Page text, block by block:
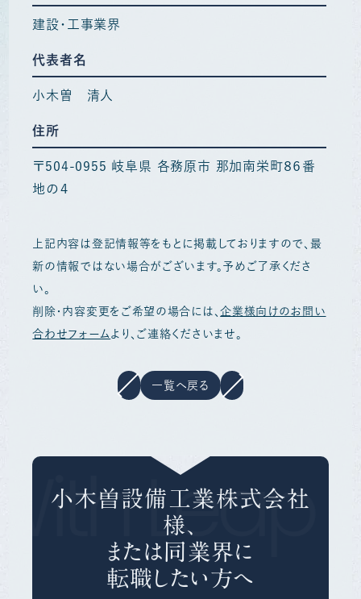
建設・工事業界
代表者名
小木曽 清人
住所
〒504-0955 岐阜県 各務原市 那加南栄町８６番
地の４
上記内容は登記情報等をもとに掲載しておりますので、最
新の情報ではない場合がございます。予めご了承くださ
い。
削除・内容変更をご希望の場合には、企業様向けのお問い
合わせフォーム より、ご連絡くださいませ。
一覧へ戻る
Leap
小木曽設備工業株式会社
様、
または同業界に
転職したい方へ